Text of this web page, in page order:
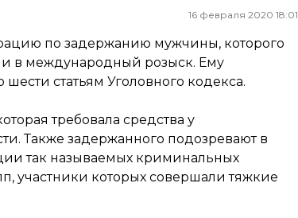
16 февраля 2020 18:01
по задержанию мужчины, которого
в международный розыск. Ему
статьям Уголовного кодекса.
требовала средства у
Также задержанного подозревают в
так называемых криминальных
участники которых совершали тяжкие